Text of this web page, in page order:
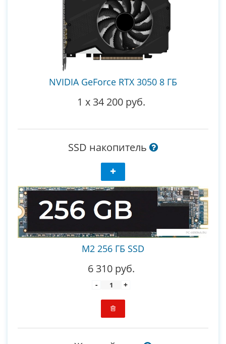
NVIDIA GeForce RTX 3050 8 ГБ
1 x 34 200 руб.
SSD накопитель
M2 256 ГБ SSD
6 310 руб.
- +